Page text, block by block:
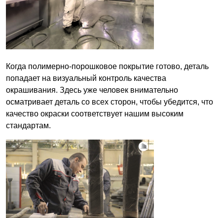
Когда полимерно-порошковое покрытие готово, деталь
попадает на визуальный контроль качества
окрашивания. Здесь уже человек внимательно
осматривает деталь со всех сторон, чтобы убедится, что
качество окраски соответствует нашим высоким
стандартам.